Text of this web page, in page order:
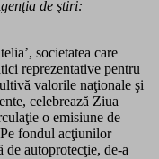
de ştiri:
societatea care
reprezentative pentru
valorile naţionale şi
celebrează Ziua
o emisiune de
fondul acţiunilor
de autoprotecţie, de-a